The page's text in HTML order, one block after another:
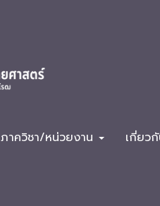
ภาควิชา/หน่วยงาน เกี่ยวกั